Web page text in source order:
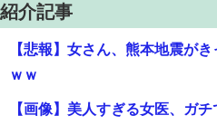
紹介記事
【悲報】女さん、熊本地震が
ｗｗ
【画像】美人すぎる女医、ガ